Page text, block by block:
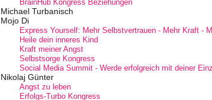
BrainHub Kongress Beziehungen
Michael Turbanisch
Mojo Di
Express Yourself: Mehr Selbstvertrauen - Mehr Kraft -
Heile dein inneres Kind
Kraft meiner Angst
Selbstsorge Kongress
Social Media Summit - Werde erfolgreich mit deiner
Nikolaj Günter
Angst zu leben
Erfolgs-Turbo Kongress